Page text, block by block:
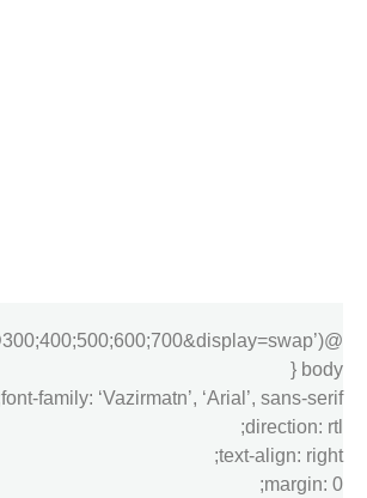
@import url(‘https://fonts.googleapis.com/css2?family=Vazirmatn:wght@300;400;500;600;700&display=swap’);
body {
font-family: ‘Vazirmatn’, ‘Arial’, sans-serif;
direction: rtl;
text-align: right;
margin: 0;